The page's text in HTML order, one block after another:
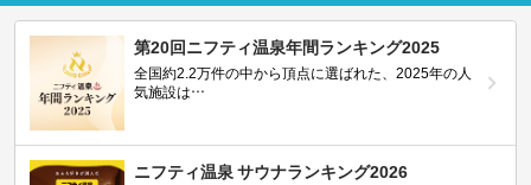
第20回ニフティ温泉年間ランキング2025
全国約2.2万件の中から頂点に選ばれた、2025年の人
気施設は…
ニフティ温泉 サウナランキング2026